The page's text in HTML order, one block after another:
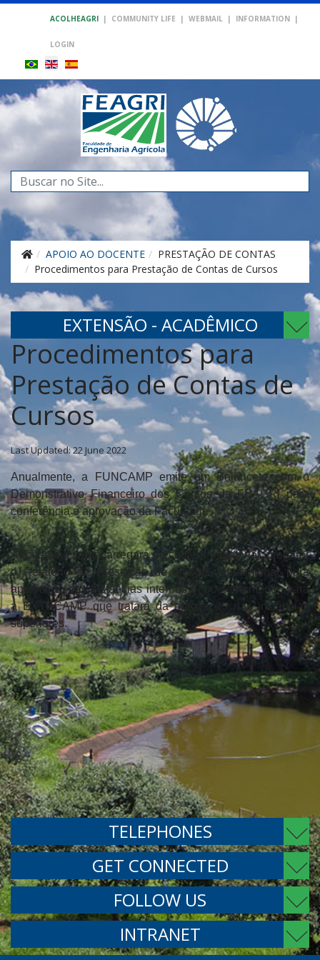
ACOLHEAGRI | COMMUNITY LIFE | WEBMAIL | INFORMATION |
LOGIN
Search
...
APOIO AO DOCENTE
PRESTAÇÃO DE CONTAS
Procedimentos para Prestação de Contas de Cursos
EXTENSÃO - ACADÊMICO
Procedimentos para
Prestação de Contas de
Cursos
Last Updated: 22 June 2022
Anualmente, a FUNCAMP emite um Balancete com o
Demonstrativo Financeiro dos Cursos da FEAGRI para
conferência e aprovação da Faculdade.
A Extensão se encarregará de conferir o material, preparar
o Relatório de Prestação de Contas, encaminhar para
aprovação das instâncias internas e, posteriormente, para
a EXTECAMP que tratará da aprovação nas instâncias
superiores.
TELEPHONES
GET CONNECTED
FOLLOW US
INTRANET